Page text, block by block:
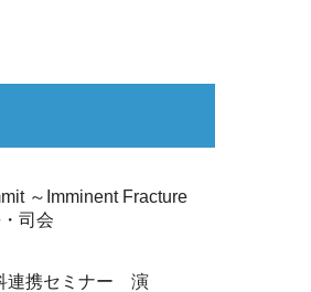
～Imminent Fracture
司会
連携セミナー 演